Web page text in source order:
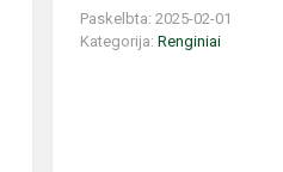
Paskelbta: 2025-02-01
Kategorija:Renginiai